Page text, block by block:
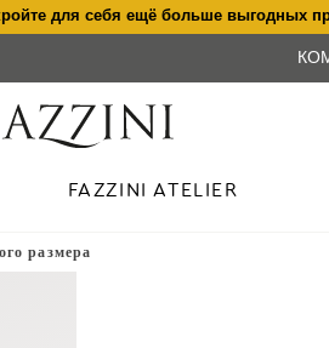
для себя ещё больше выгодных
FAZZINI ATELIER
размера